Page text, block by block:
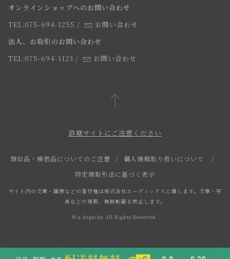
よくあるご質問
法人のお客様
スタッフ
オンラインショップへのお問い合わせ
TEL:075-694-1255 /
お問い合わせ
法人、お取引のお問い合わせ
TEL:075-694-1123 / お問い合わせ
詐欺サイトにご注意ください
類似品・模倣品についてのご注意
個人情報取り扱いについて
特定商取引法に基づく表示
サイト内の文章・画像などの著作権は株式会社エーディックスに属します。文章・写
真などの複製、無断転載を禁止します。
© a.depeche All Rights Reserved.